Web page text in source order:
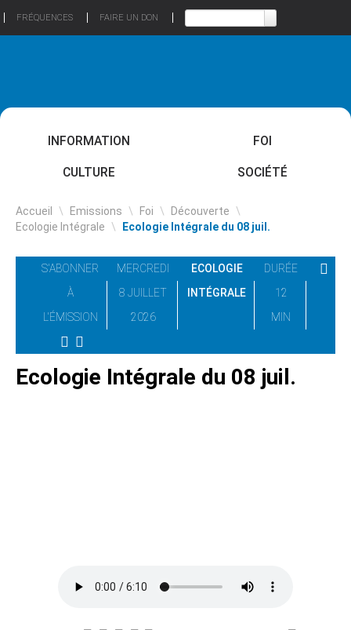
FRÉQUENCES FAIRE UN DON
INFORMATION FOI
CULTURE SOCIÉTÉ
Accueil \ Emissions \ Foi \ Découverte \
Ecologie Intégrale \ Ecologie Intégrale du 08 juil.
S'ABONNER
À
L'ÉMISSION
MERCREDI
8 JUILLET
2026
ECOLOGIE
INTÉGRALE
DURÉE
12
MIN
Ecologie Intégrale du 08 juil.